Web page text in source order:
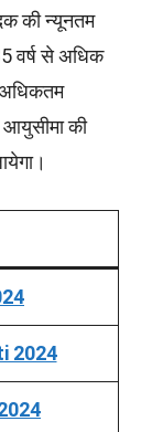
की न्यूनतम
वर्ष से अधिक
अधिकतम
की
2024